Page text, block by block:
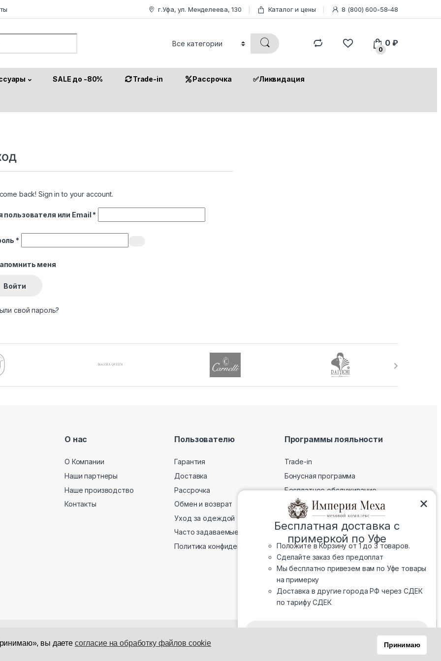
г.Уфа, ул. Менделеева, 130 Каталог и цены 8 (800) 600-58-48
0
0₽
SALE до -80% Trade-in Рассрочка ✅Ликвидация
back! Sign in to your account.
пользователя или Email *
*Обязательно
меня
Войти
свой пароль?
О нас
О Компании
Наши партнеры
Наше производство
Контакты
Пользователю
Гарантия
Доставка
Рассрочка
Обмен и возврат
Уход за одеждой
Часто задаваемые вопросы
Политика конфиденциальности
Программы лояльности
Trade-in
Бонусная программа
Бесплатное обслуживание
×
Бесплатная доставка с
примеркой по Уфе
Положите в Корзину от 1 до 3 товаров.
Сделайте заказ без предоплат
Мы бесплатно привезем вам по Уфе товары
на примерку
Доставка в другие города РФ через СДЕК
по тарифу СДЕК
вы даете согласие на обработку файлов cookie Принимаю